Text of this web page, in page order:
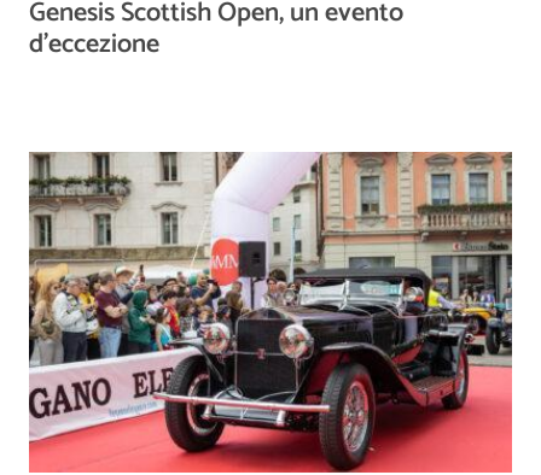
Genesis Scottish Open, un evento
d’eccezione